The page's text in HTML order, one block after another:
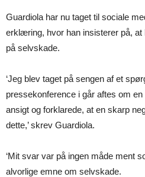
Guardiola har nu taget til sociale
erklæring, hvor han insisterer på,
på selvskade.
‘Jeg blev taget på sengen af et
pressekonference i går aftes om
ansigt og forklarede, at en skarp
dette,’ skrev Guardiola.
‘Mit svar var på ingen måde ment
alvorlige emne om selvskade.